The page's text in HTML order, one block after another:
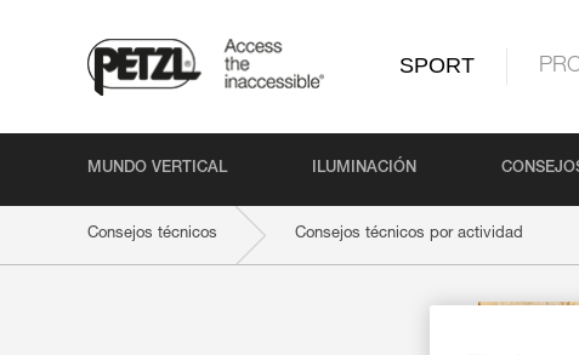
SPORT
MUNDO VERTICAL ILUMINACIÓN
Consejos técnicos Consejos técnicos por actividad